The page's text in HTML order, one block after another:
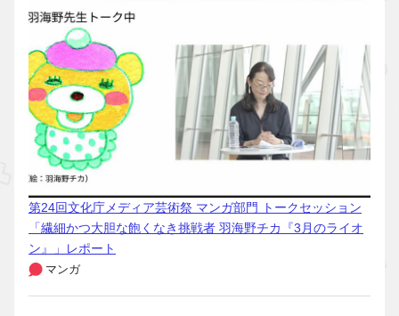
第24回文化庁メディア芸術祭 マンガ部門 トークセッション
「繊細かつ大胆な飽くなき挑戦者 羽海野チカ『3月のライオ
ン』」レポート
マンガ